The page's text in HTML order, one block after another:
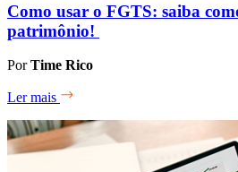
Como usar o FGTS: saiba
patrimônio!
PorTime Rico
Ler mais